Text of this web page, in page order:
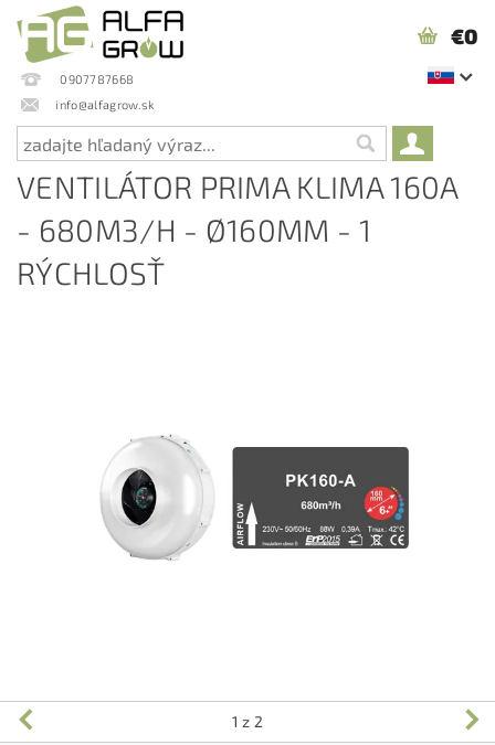
0907787668
info@alfagrow.sk
€0
VENTILÁTOR PRIMA KLIMA 160A
- 680M3/H - Ø160MM - 1
RÝCHLOSŤ
1 z 2